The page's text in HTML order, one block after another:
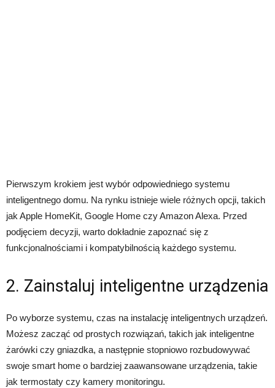
Pierwszym krokiem jest wybór odpowiedniego systemu
inteligentnego domu. Na rynku istnieje wiele różnych opcji, takich
jak Apple HomeKit, Google Home czy Amazon Alexa. Przed
podjęciem decyzji, warto dokładnie zapoznać się z
funkcjonalnościami i kompatybilnością każdego systemu.
2. Zainstaluj inteligentne urządzenia
Po wyborze systemu, czas na instalację inteligentnych urządzeń.
Możesz zacząć od prostych rozwiązań, takich jak inteligentne
żarówki czy gniazdka, a następnie stopniowo rozbudowywać
swoje smart home o bardziej zaawansowane urządzenia, takie
jak termostaty czy kamery monitoringu.